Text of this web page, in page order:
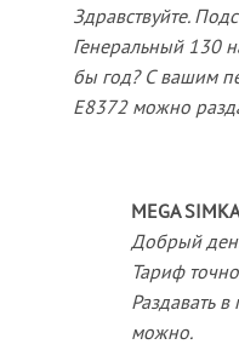
Здравствуйте.
Генеральный 130
бы год? С вашим
Е8372 можно
MEGA
Добрый
Тариф
Раздавать
можно.